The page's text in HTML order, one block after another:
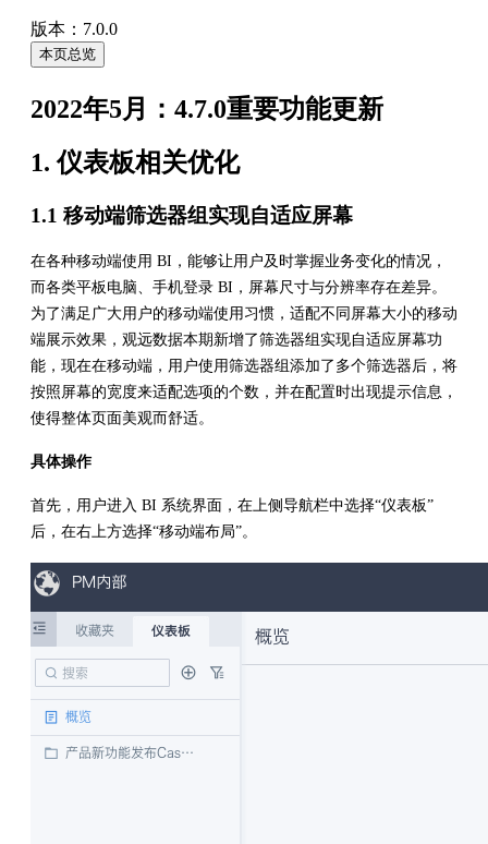
版本：7.0.0
本页总览
2022年5月：4.7.0重要功能更新
1. 仪表板相关优化
1.1 移动端筛选器组实现自适应屏幕
在各种移动端使用 BI，能够让用户及时掌握业务变化的情况，
而各类平板电脑、手机登录 BI，屏幕尺寸与分辨率存在差异。
为了满足广大用户的移动端使用习惯，适配不同屏幕大小的移动
端展示效果，观远数据本期新增了筛选器组实现自适应屏幕功
能，现在在移动端，用户使用筛选器组添加了多个筛选器后，将
按照屏幕的宽度来适配选项的个数，并在配置时出现提示信息，
使得整体页面美观而舒适。
具体操作
首先，用户进入 BI 系统界面，在上侧导航栏中选择“仪表板”
后，在右上方选择“移动端布局”。